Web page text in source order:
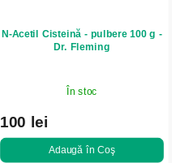
N-Acetil Cisteină - pulbere 100 g -
Dr. Fleming
În stoc
100 lei
Adaugă în Coş